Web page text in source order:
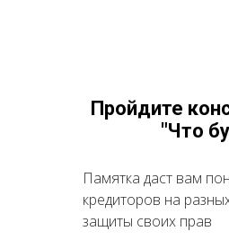
Пройдите
"Что
Памятка даст вам
кредиторов на
защиты своих прав